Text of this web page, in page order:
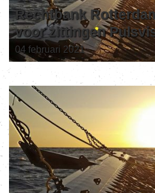
Rechtbank
voor zittingen
04 februari 2021